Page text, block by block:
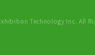
Technology Inc. All